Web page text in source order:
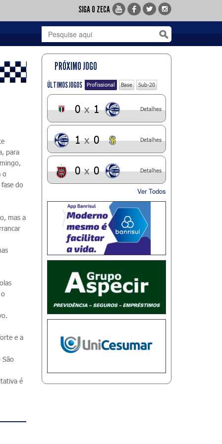
SIGA O ZECA
para
o
do
mas a
e a
é
PRÓXIMO JOGO
ÚLTIMOS JOGOS Profissional Base Sub-20
0 x 1 Detalhes
1 x 0 Detalhes
0 x 0 Detalhes
Ver Todos